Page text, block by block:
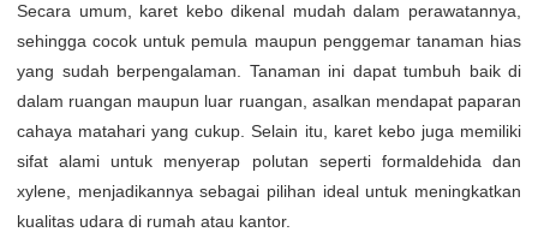
Secara umum, karet kebo dikenal mudah dalam perawatannya,
sehingga cocok untuk pemula maupun penggemar tanaman hias
yang sudah berpengalaman. Tanaman ini dapat tumbuh baik di
dalam ruangan maupun luar ruangan, asalkan mendapat paparan
cahaya matahari yang cukup. Selain itu, karet kebo juga memiliki
sifat alami untuk menyerap polutan seperti formaldehida dan
xylene, menjadikannya sebagai pilihan ideal untuk meningkatkan
kualitas udara di rumah atau kantor.